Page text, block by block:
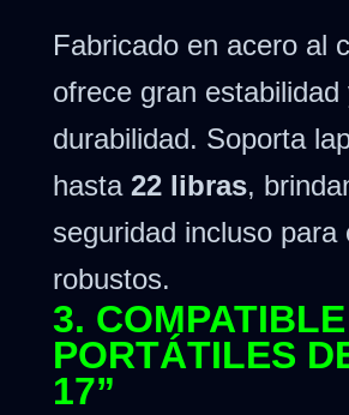
Fabricado en acero al
ofrece gran estabilidad
durabilidad. Soporta
hasta 22 libras,
seguridad incluso para
robustos.
3.
PORTÁTILES
17”